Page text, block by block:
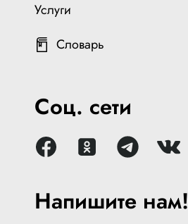
Напишите нам!
Услуги
Словарь
Соц. сети